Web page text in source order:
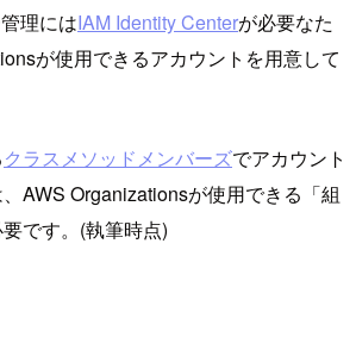
理にはIAM Identity Centerが必要なた
が使用できるアカウントを用意して
クラスメソッドメンバーズでアカウント
AWS Organizationsが使用できる「組
です。(執筆時点)